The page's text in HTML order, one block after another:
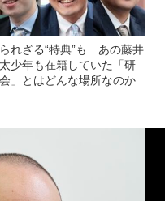
れざる“特典”も…あの藤井
少年も在籍していた「研
」とはどんな場所なのか